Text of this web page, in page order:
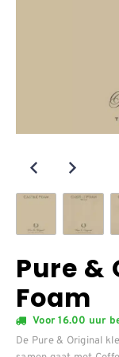
Pure &
Foam
Voor 16.00 uur
De Pure & Original